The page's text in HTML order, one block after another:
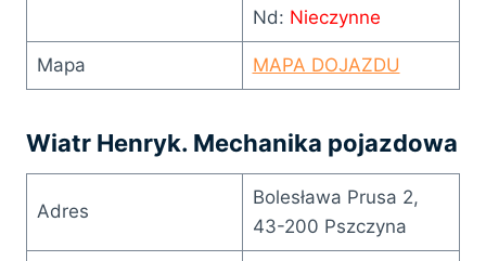
Nd: Nieczynne
Mapa MAPA DOJAZDU
Wiatr Henryk. Mechanika pojazdowa
Adres
Bolesława Prusa 2,
43-200 Pszczyna